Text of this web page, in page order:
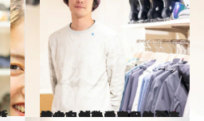
2024.12.31
登山を始めたい、あなたへ。自然をこよなく愛するクレッタルムーセン・スタッフの愛用品は、洗練され、かつ実用的なアイテムが勢ぞろい
ライフスタイル